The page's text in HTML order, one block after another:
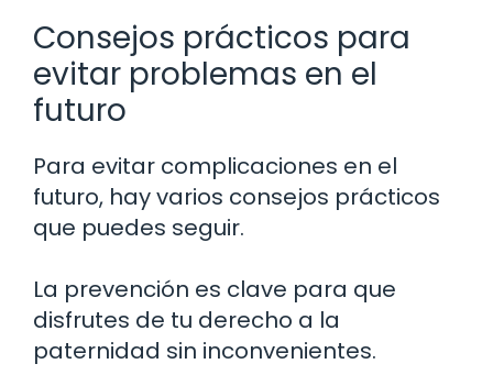
Consejos prácticos para
evitar problemas en el
futuro
Para evitar complicaciones en el
futuro, hay varios consejos prácticos
que puedes seguir.
La prevención es clave para que
disfrutes de tu derecho a la
paternidad sin inconvenientes.